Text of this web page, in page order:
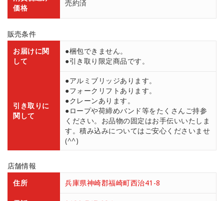
価格
売約済
販売条件
お届けに関
して
●梱包できません。
●引き取り限定商品です。
引き取りに
関して
●アルミブリッジあります。
●フォークリフトあります。
●クレーンあります。
●ロープや荷締めバンド等をたくさんご持参
ください。お品物の固定はお手伝いいたしま
す。積み込みについてはご安心くださいませ
(^^)
店舗情報
住所
兵庫県神崎郡福崎町西治41-8